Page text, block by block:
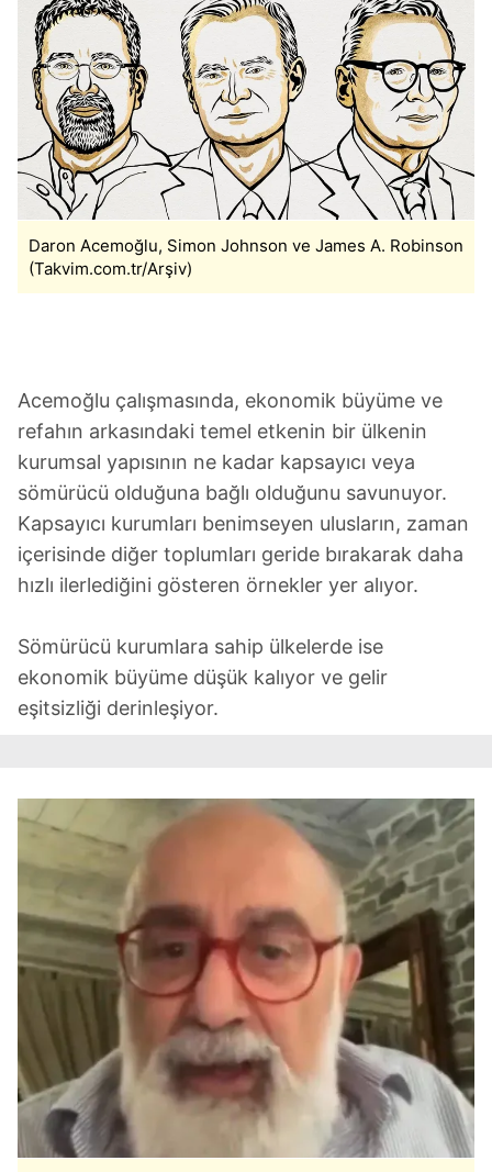
Daron Acemoğlu, Simon Johnson ve James A. Robinson
(Takvim.com.tr/Arşiv)
Acemoğlu çalışmasında, ekonomik büyüme ve
refahın arkasındaki temel etkenin bir ülkenin
kurumsal yapısının ne kadar kapsayıcı veya
sömürücü olduğuna bağlı olduğunu savunuyor.
Kapsayıcı kurumları benimseyen ulusların, zaman
içerisinde diğer toplumları geride bırakarak daha
hızlı ilerlediğini gösteren örnekler yer alıyor.
Sömürücü kurumlara sahip ülkelerde ise
ekonomik büyüme düşük kalıyor ve gelir
eşitsizliği derinleşiyor.